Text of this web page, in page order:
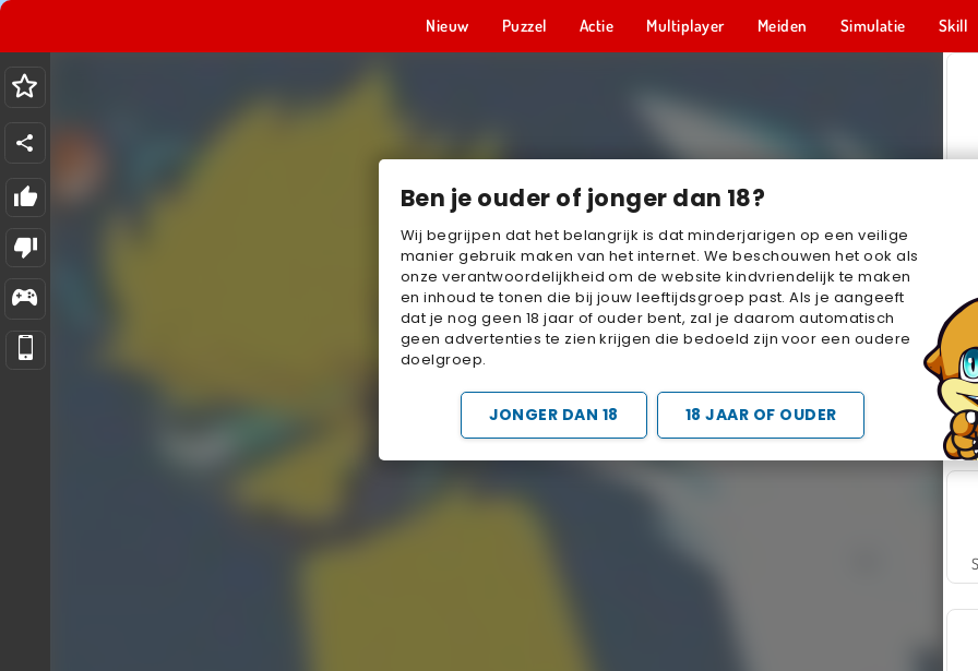
Ben je ouder of jonger dan 18?
Wij begrijpen dat het belangrijk is dat minderjarigen op een veilige
manier gebruik maken van het internet. We beschouwen het ook als
onze verantwoordelijkheid om de website kindvriendelijk te maken
en inhoud te tonen die bij jouw leeftijdsgroep past. Als je aangeeft
dat je nog geen 18 jaar of ouder bent, zal je daarom automatisch
geen advertenties te zien krijgen die bedoeld zijn voor een oudere
doelgroep.
JONGER DAN 18 18 JAAR OF OUDER
Nieuw Puzzel Actie Multiplayer Meiden Simulatie Skill